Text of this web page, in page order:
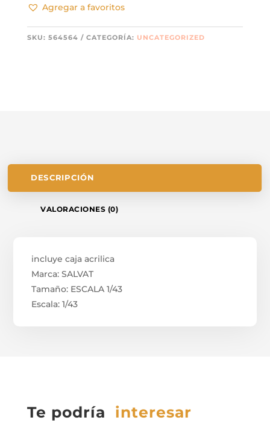
Agregar a favoritos
SKU: 564564 CATEGORÍA: UNCATEGORIZED
DESCRIPCIÓN
VALORACIONES (0)
incluye caja acrilica
Marca: SALVAT
Tamaño: ESCALA 1/43
Escala: 1/43
Te podría interesar